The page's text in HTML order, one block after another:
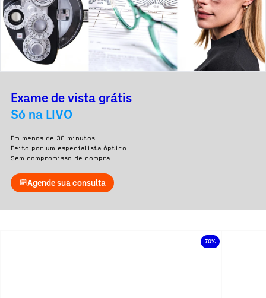
Exame de vista grátis
Só na LIVO
Em menos de 30 minutos
Feito por um especialista óptico
Sem compromisso de compra
Agende sua consulta
70%